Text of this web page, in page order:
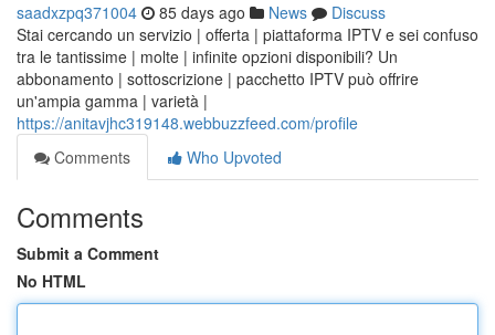
saadxzpq371004 85 days ago News
Discuss
Stai cercando un servizio | offerta | piattaforma IPTV e sei confuso
tra le tantissime | molte | infinite opzioni disponibili? Un
abbonamento | sottoscrizione | pacchetto IPTV può offrire
un'ampia gamma | varietà |
https://anitavjhc319148.webbuzzfeed.com/profile
Comments
Who Upvoted
Comments
Submit a Comment
No HTML